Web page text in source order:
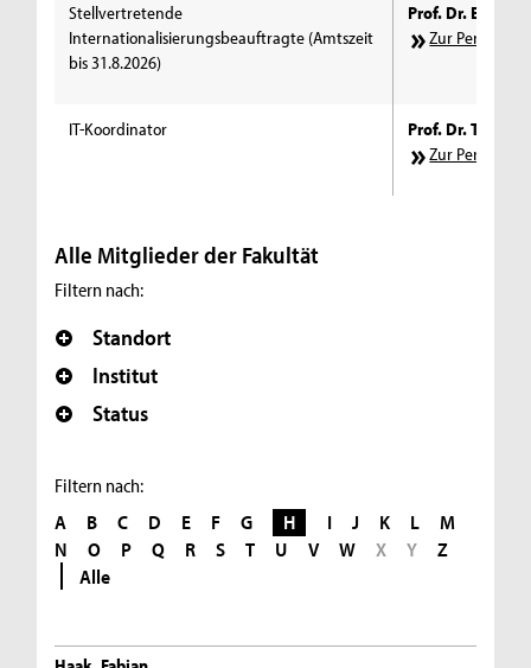
Stellvertretende
Internationalisierungsbeauftragte (Amtszeit
bis 31.8.2026)
Prof. Dr. Elke
Zur
IT-Koordinator
Prof. Dr. Tobias
Zur
Alle Mitglieder der Fakultät
Filtern nach:
Standort
Institut
Status
Filtern nach:
A B C D E F G H I J K L
M
N
O P Q R S T U V W X Y
Z
Alle